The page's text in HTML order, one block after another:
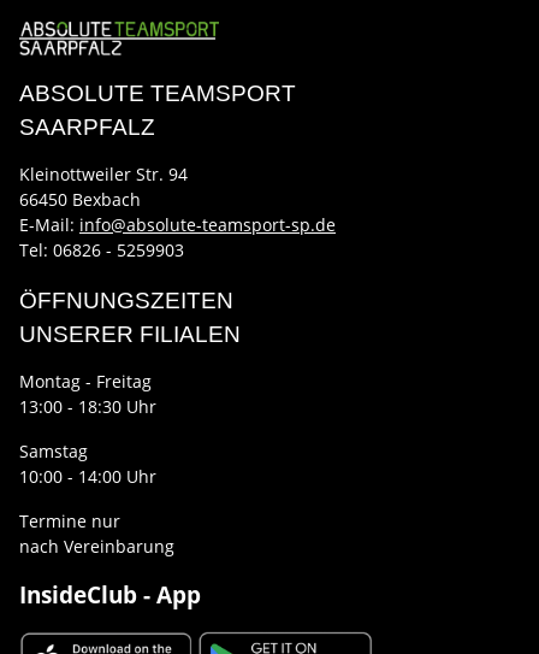
ABSOLUTE TEAMSPORT
SAARPFALZ
Kleinottweiler Str. 94
66450 Bexbach
E-Mail: info@absolute-teamsport-sp.de
Tel: 06826 - 5259903
ÖFFNUNGSZEITEN
UNSERER FILIALEN
Montag - Freitag
13:00 - 18:30 Uhr
Samstag
10:00 - 14:00 Uhr
Termine nur
nach Vereinbarung
InsideClub - App